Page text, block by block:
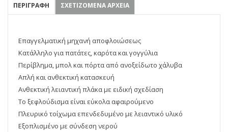
ΠΕΡΙΓΡΑΦΗ ΣΧΕΤΙΖΟΜΕΝΑ ΑΡΧΕΙΑ
Επαγγελματική μηχανή αποφλοιώσεως
Κατάλληλο για πατάτες, καρότα και γογγύλια
Περίβλημα, μπολ και πόρτα από ανοξείδωτο χάλυβα
Απλή και ανθεκτική κατασκευή
Ανθεκτική λειαντική πλάκα με ειδική σχεδίαση
Το ξεφλούδισμα είναι εύκολα αφαιρούμενο
Πλευρικό τοίχωμα επενδεδυμένο με λειαντικό υλικό
Εξοπλισμένο με σύνδεση νερού